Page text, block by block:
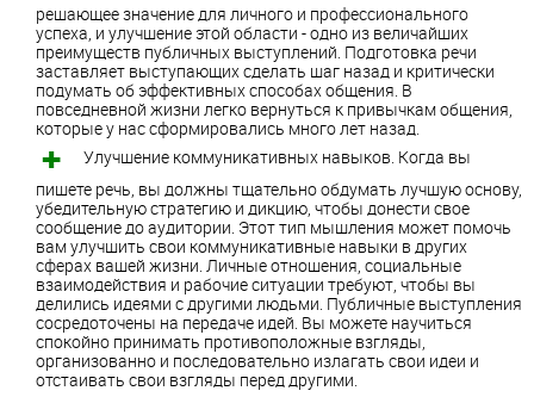
решающее значение для личного и профессионального
успеха, и улучшение этой области - одно из величайших
преимуществ публичных выступлений. Подготовка речи
заставляет выступающих сделать шаг назад и критически
подумать об эффективных способах общения. В
повседневной жизни легко вернуться к привычкам общения,
которые у нас сформировались много лет назад.
Улучшение коммуникативных навыков. Когда вы
пишете речь, вы должны тщательно обдумать лучшую основу,
убедительную стратегию и дикцию, чтобы донести свое
сообщение до аудитории. Этот тип мышления может помочь
вам улучшить свои коммуникативные навыки в других
сферах вашей жизни. Личные отношения, социальные
взаимодействия и рабочие ситуации требуют, чтобы вы
делились идеями с другими людьми. Публичные выступления
сосредоточены на передаче идей. Вы можете научиться
спокойно принимать противоположные взгляды,
организованно и последовательно излагать свои идеи и
отстаивать свои взгляды перед другими.